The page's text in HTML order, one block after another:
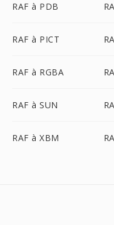
RAF à PDB
RAF à PICT
RAF à RGBA
RAF à SUN
RAF à XBM